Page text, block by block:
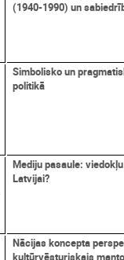
(1940-1990) un
Simbolisko un
politikā
Mediju pasaule:
Latvijai?
Nācijas koncepta